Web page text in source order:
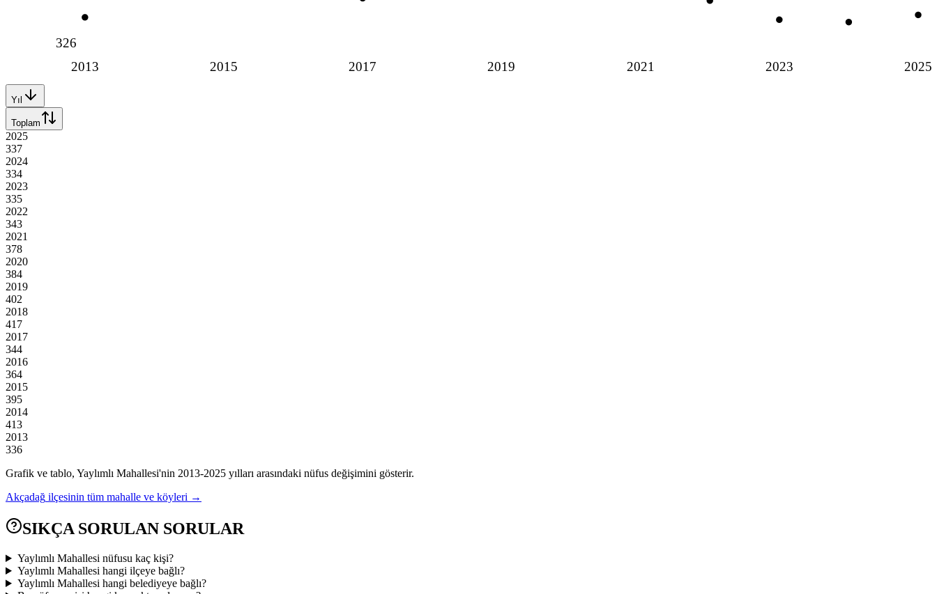
2013 2015 2017 2019 2021 2023 2025
326
Yıl
Toplam
2025
337
2024
334
2023
335
2022
343
2021
378
2020
384
2019
402
2018
417
2017
344
2016
364
2015
395
2014
413
2013
336
Grafik ve tablo, Yaylımlı Mahallesi'nin 2013-2025 yılları arasındaki nüfus değişimini gösterir.
Akçadağ ilçesinin tüm mahalle ve köyleri →
SIKÇA SORULAN SORULAR
Yaylımlı Mahallesi nüfusu kaç kişi?
Yaylımlı Mahallesi hangi ilçeye bağlı?
Yaylımlı Mahallesi hangi belediyeye bağlı?